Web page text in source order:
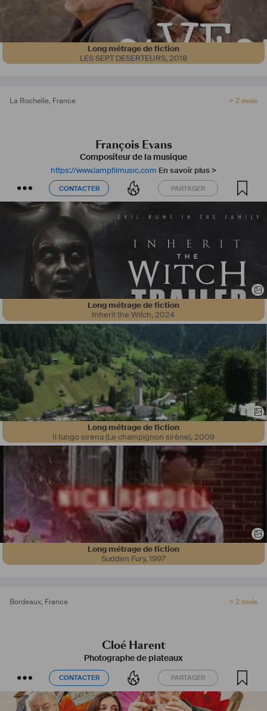
Long métrage de fiction
LES SEPT DESERTEURS,2018
La Rochelle, France > 2 mois
François Evans
Compositeur de la musique
https://www.lampfilmusic.com En savoir plus >
CONTACTER PARTAGER
CONTACTER PARTAGER
Long métrage de fiction
Inherit the Witch,2024
Long métrage de fiction
Il fungo sirena (Le champignon sirène),2009
Long métrage de fiction
Sudden Fury,1997
Bordeaux, France > 2 mois
Cloé Harent
Photographe de plateaux
CONTACTER PARTAGER
CONTACTER PARTAGER